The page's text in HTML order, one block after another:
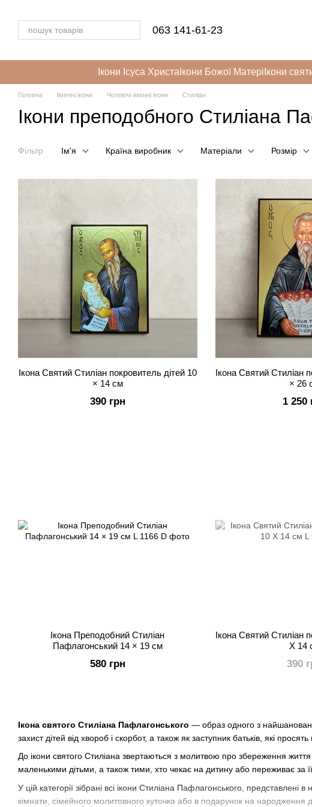
063 141-61-23
Ікони Ісуса Христа Ікони Божої Матері Ікони
Головна Іменні ікони Чоловічі іменні ікони Стиліан
Ікони преподобного Стиліана
Фільтр Ім'я Країна виробник Матеріали Розмір
Ікона святого Стиліана Пафлагонського — образ одного з
захист дітей від хвороб і скорбот, а також як заступник батьків, які
До ікони святого Стиліана звертаються з молитвою про збереження
маленькими дітьми, а також тими, хто чекає на дитину або переживає за
У цій категорії зібрані всі ікони Стиліана Пафлагонського, представлені
кімнати, сімейного молитовного куточка або в подарунок на народження
Ікона Святий Стиліан покровитель дітей 10
× 14 см
390 грн
Ікона Святий Стиліан
× 26
1 250
Ікона Преподобний Стиліан
Пафлагонський 14 × 19 см
580 грн
Ікона Святий Стиліан
Х 14
390